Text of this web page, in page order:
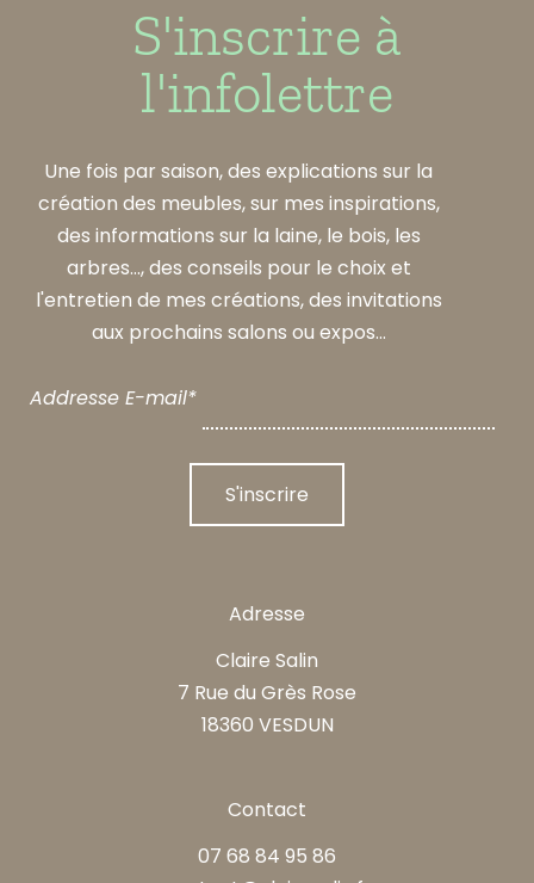
S'inscrire à
l'infolettre
Une fois par saison, des explications sur la
création des meubles, sur mes inspirations,
des informations sur la laine, le bois, les
arbres..., des conseils pour le choix et
l'entretien de mes créations, des invitations
aux prochains salons ou expos...
Addresse E-mail*
Adresse
Claire Salin
7 Rue du Grès Rose
18360 VESDUN
Contact
07 68 84 95 86